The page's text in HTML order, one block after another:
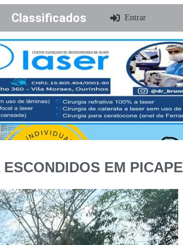
Classificados Entrar
EM PICAPE